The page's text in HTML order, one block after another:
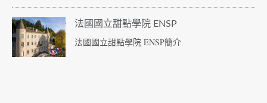
法國國立甜點學院 ENSP
法國國立甜點學院 ENSP簡介